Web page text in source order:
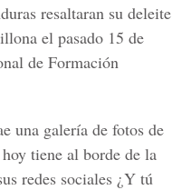
resaltaran su deleite
el pasado 15 de
de Formación
una galería de fotos de
tiene al borde de la
redes sociales ¿Y tú